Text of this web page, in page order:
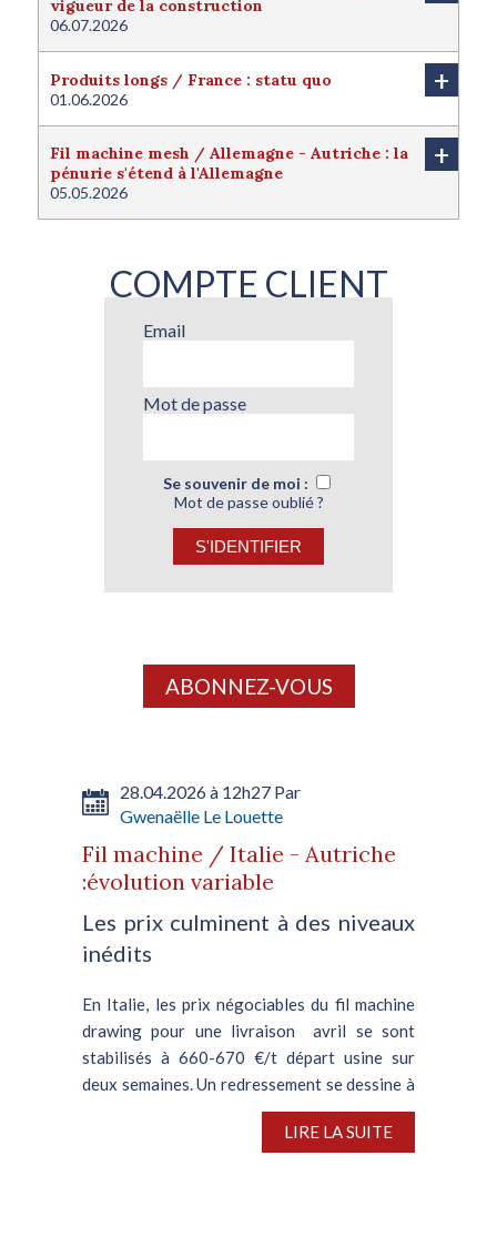
vigueur de la construction
06.07.2026
Produits longs / France : statu quo
01.06.2026
+
Fil machine mesh / Allemagne - Autriche : la
pénurie s'étend à l'Allemagne
05.05.2026
+
COMPTE CLIENT
Email
Mot de passe
Se souvenir de moi :
Mot de passe oublié ?
ABONNEZ-VOUS
28.04.2026 à 12h27 Par
Gwenaëlle Le Louette
Fil machine / Italie - Autriche
:évolution variable
Les prix culminent à des niveaux
inédits
En Italie, les prix négociables du fil machine
drawing pour une livraison avril se sont
stabilisés à 660-670 €/t départ usine sur
deux semaines. Un redressement se dessine à
court terme alors que les fournisseurs
LIRE LA SUITE